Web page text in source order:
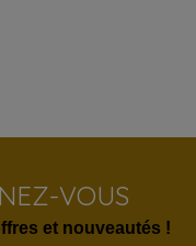
VOUS
et nouveautés !